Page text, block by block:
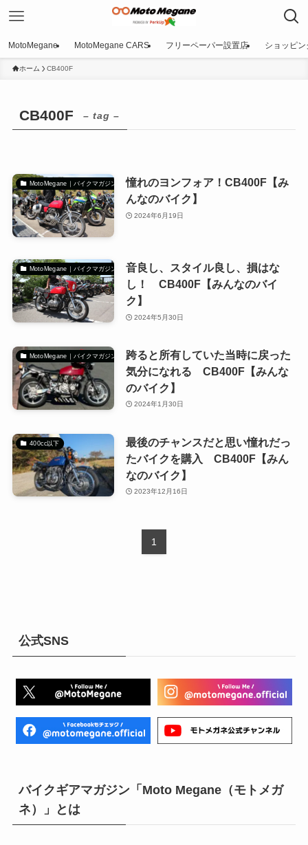
MotoMegane MotoMegane CARS フリーペーパー設置店 ショッピン
ホーム CB400F
CB400F – tag –
MotoMegane｜バイクマガジン
憧れのヨンフォア！CB400F【み
んなのバイク】
2024年6月19日
MotoMegane｜バイクマガジン
音良し、スタイル良し、損はな
し！ CB400F【みんなのバイ
ク】
2024年5月30日
MotoMegane｜バイクマガジン
跨ると所有していた当時に戻った
気分になれる CB400F【みんな
のバイク】
2024年1月30日
400cc以下
最後のチャンスだと思い憧れだっ
たバイクを購入 CB400F【みん
なのバイク】
2023年12月16日
1
公式SNS
バイクギアマガジン「Moto Megane（モトメガ
ネ）」とは